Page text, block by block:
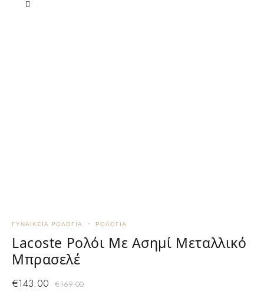
ΓΥΝΑΙΚΕΊΑ ΡΟΛΌΓΙΑ ΡΟΛΌΓΙΑ
Lacoste Ρολόι Με Ασημί Μεταλλικό
Μπρασελέ
€169.00
€143.00